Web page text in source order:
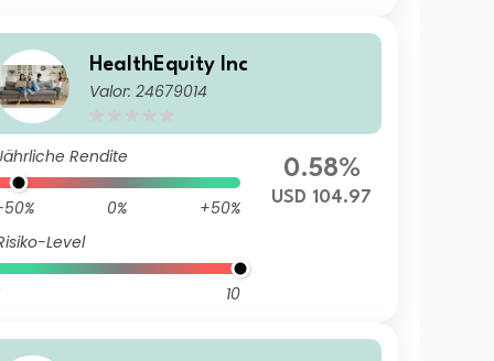
HealthEquity Inc
Valor: 24679014
Rendite
0%
+50%
Level
10
0.58%
USD 104.97